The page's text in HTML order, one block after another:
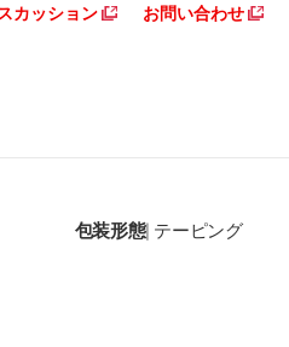
カッション お問い合わせ
包装形態| テーピング